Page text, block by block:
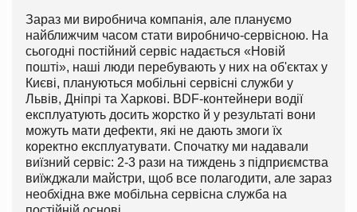
Зараз ми виробнича компанія, але плануємо
найближчим часом стати виробничо-сервісною. На
сьогодні постійний сервіс надається «Новій
пошті», наші люди перебувають у них на об'єктах у
Києві, плануються мобільні сервісні служби у
Львів, Дніпрі та Харкові. BDF-контейнери водії
експлуатують досить жорстко й у результаті вони
можуть мати дефекти, які не дають змоги їх
коректно експлуатувати. Спочатку ми надавали
виїзний сервіс: 2-3 рази на тиждень з підприємства
виїжджали майстри, щоб все полагодити, але зараз
необхідна вже мобільна сервісна служба на